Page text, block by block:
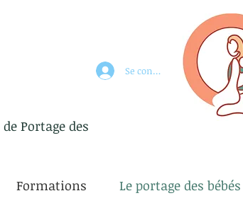
Se connecter
Portage des
Formations Le portage des bébés